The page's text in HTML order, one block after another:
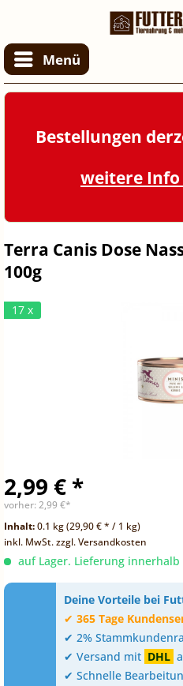
Menü
Bestellungen
weitere Info
Terra Canis Dose
100g
17 x
2,99 € *
vorher: 2,99 €*
Inhalt:0.1 kg (29,90 € * / 1 kg)
inkl. MwSt.zzgl. Versandkosten
auf Lager. Lieferung innerhalb
Deine Vorteile bei
✔ 365 Tage
✔ 2%
✔ Versand mit DHL
✔ Schnelle